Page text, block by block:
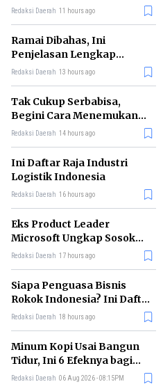
Ternyata Tetap Bisa!
Redaksi Daerah 11 hours ago
Ramai Dibahas, Ini
Penjelasan Lengkap
tentang Konsep Kabinet
Redaksi Daerah 13 hours ago
Tak Cukup Serbabisa,
Begini Cara Menemukan
'Spike' agar CV Dilirik HR
Redaksi Daerah 14 hours ago
Ini Daftar Raja Industri
Logistik Indonesia
Redaksi Daerah 16 hours ago
Eks Product Leader
Microsoft Ungkap Sosok
yang Paling Cocok
Redaksi Daerah 17 hours ago
Siapa Penguasa Bisnis
Rokok Indonesia? Ini Daftar
Perusahaan Terbesarnya
Redaksi Daerah 18 hours ago
Minum Kopi Usai Bangun
Tidur, Ini 6 Efeknya bagi
Kesehatan Tubuh
Redaksi Daerah 06 Aug 2026 - 08:15PM